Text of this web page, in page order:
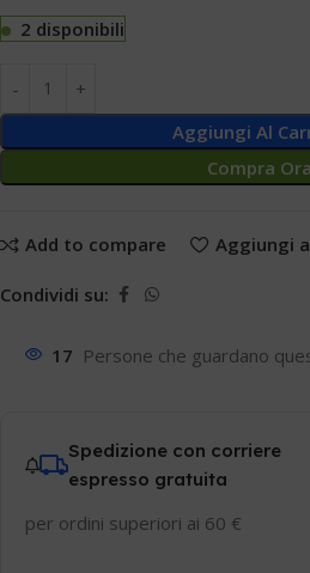
2 disponibili
Aggiungi Al
Compra Ora
Add to compare Aggiungi
Condividi su:
17 Persone che guardano
Spedizione con corriere
espresso gratuita
per ordini superiori ai 60 €